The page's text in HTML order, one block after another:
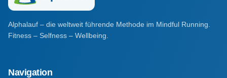
Alphalauf – die weltweit führende Methode im Mindful Running.
Fitness – Selfness – Wellbeing.
Navigation